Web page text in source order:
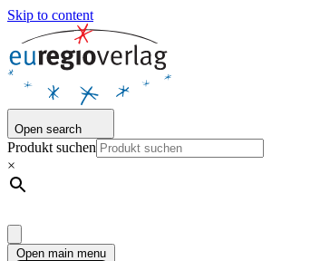
Skip to content
Open search
Produkt suchen
×
Open main menu